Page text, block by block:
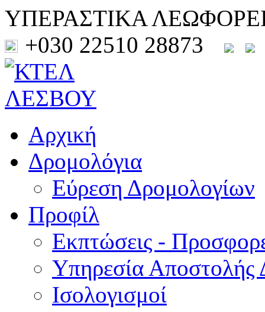
ΥΠΕΡΑΣΤΙΚΑ
+030 22510 28873
Αρχική
Δρομολόγια
Εύρεση Δρομολογίων
Προφίλ
Εκπτώσεις -
Υπηρεσία Αποστολής
Ισολογισμοί